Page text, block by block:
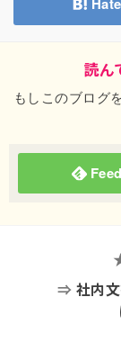
読ん
もしこのブログ
⇒ 社内